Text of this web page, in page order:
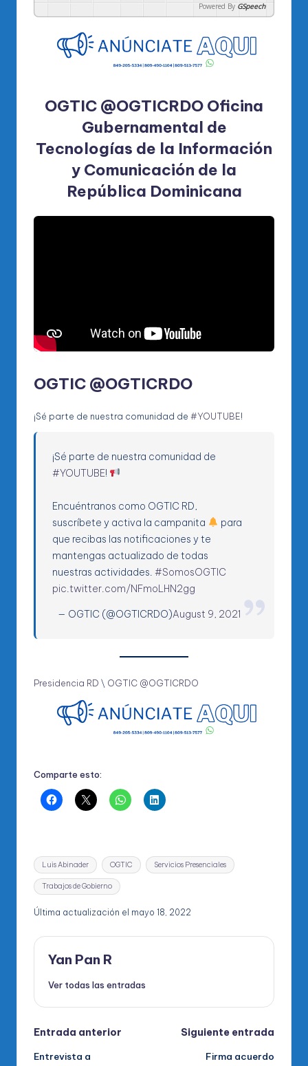
Powered By GSpeech
OGTIC @OGTICRDO Oficina
Gubernamental de
Tecnologías de la Información
y Comunicación de la
República Dominicana
OGTIC @OGTICRDO
¡Sé parte de nuestra comunidad de #YOUTUBE!
¡Sé parte de nuestra comunidad de
#YOUTUBE!
Encuéntranos como OGTIC RD,
suscríbete y activa la campanita
para
que recibas las notificaciones y te
mantengas actualizado de todas
nuestras actividades.#SomosOGTIC
pic.twitter.com/NFmoLHN2gg
— OGTIC (@OGTICRDO)August 9, 2021
Presidencia RD \ OGTIC @OGTICRDO
Comparte esto:
Etiquetas:
Luis Abinader OGTIC Servicios Presenciales
Trabajos de Gobierno
Última actualización el mayo 18, 2022
Yan Pan R
Ver todas las entradas
Navegación
Entrada anterior
Entrevista a
Siguiente entrada
Firma acuerdo